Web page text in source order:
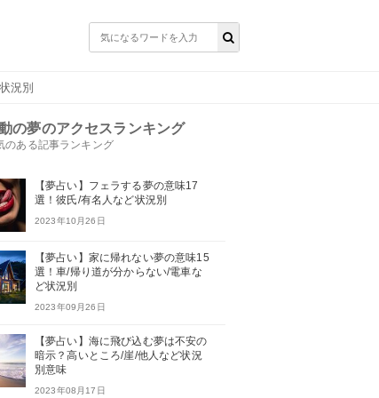
況別
の夢のアクセスランキング
のある記事ランキング
【夢占い】フェラする夢の意味17
選！彼氏/有名人など状況別
2023年10月26日
【夢占い】家に帰れない夢の意味15
選！車/帰り道が分からない/電車な
ど状況別
2023年09月26日
【夢占い】海に飛び込む夢は不安の
暗示？高いところ/崖/他人など状況
別意味
2023年08月17日